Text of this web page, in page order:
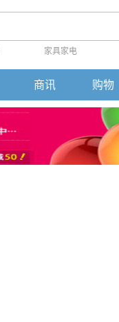
家具家电
商讯 购物